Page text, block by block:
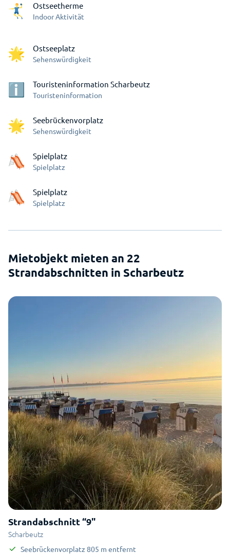
Ostseetherme
Indoor Aktivität
Ostseeplatz
Sehenswürdigkeit
Touristeninformation Scharbeutz
Touristeninformation
Seebrückenvorplatz
Sehenswürdigkeit
Spielplatz
Spielplatz
Spielplatz
Spielplatz
Mietobjekt mieten an 22
Strandabschnitten in Scharbeutz
Strandabschnitt “9"
Scharbeutz
Seebrückenvorplatz 805 m entfernt